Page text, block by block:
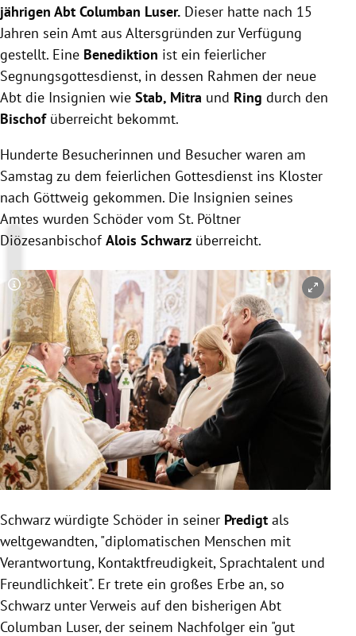
jährigen Abt Columban Luser. Dieser hatte nach 15
Jahren sein Amt aus Altersgründen zur Verfügung
gestellt. Eine Benediktion ist ein feierlicher
Segnungsgottesdienst, in dessen Rahmen der neue
Abt die Insignien wie Stab, Mitra und Ring durch den
Bischof überreicht bekommt.
Hunderte Besucherinnen und Besucher waren am
Samstag zu dem feierlichen Gottesdienst ins Kloster
nach Göttweig gekommen. Die Insignien seines
Amtes wurden Schöder vom St. Pöltner
DiözesanbischofAlois Schwarz überreicht.
Copyright-Hinweis öffnen/schließen
Schwarz würdigte Schöder in seiner Predigt als
weltgewandten, "diplomatischen Menschen mit
Verantwortung, Kontaktfreudigkeit, Sprachtalent und
Freundlichkeit". Er trete ein großes Erbe an, so
Schwarz unter Verweis auf den bisherigen Abt
Columban Luser, der seinem Nachfolger ein "gut